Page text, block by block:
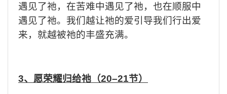
遇见了祂，在苦难中遇见了祂，也在顺服中
遇见了祂。我们越让祂的爱引导我们行出爱
来，就越被祂的丰盛充满。
3、愿荣耀归给祂（20–21节）